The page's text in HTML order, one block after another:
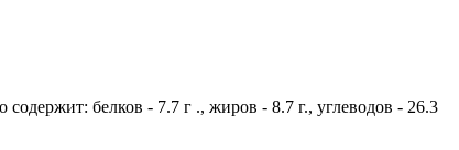
белков - 7.7 г ., жиров - 8.7 г., углеводов - 26.3